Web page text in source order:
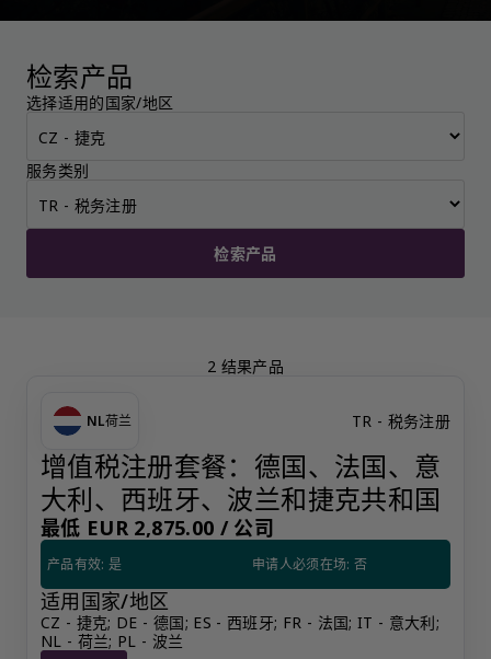
检索产品
选择适用的国家/地区
服务类别
检索产品
2 结果产品
NL荷兰 TR - 税务注册
增值税注册套餐：德国、法国、意
大利、西班牙、波兰和捷克共和国
最低 EUR 2,875.00 /公司
产品有效: 是 申请人必须在场: 否
适用国家/地区
CZ - 捷克; DE - 德国; ES - 西班牙; FR - 法国; IT - 意大利;
NL - 荷兰; PL - 波兰